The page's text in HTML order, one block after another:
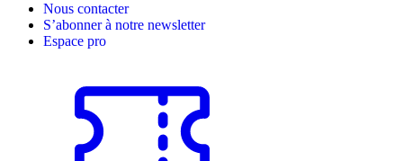
Nous contacter
S’abonner à notre newsletter
Espace pro